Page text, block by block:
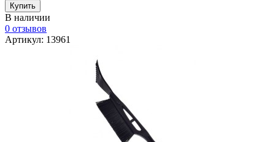
В наличии
0 отзывов
Артикул: 13961